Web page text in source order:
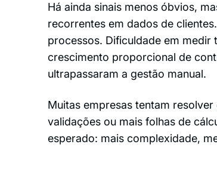
Há ainda sinais menos óbvios,
recorrentes em dados de
processos. Dificuldade em medir
crescimento proporcional de
ultrapassaram a gestão manual.
Muitas empresas tentam
validações ou mais folhas de
esperado: mais complexidade,